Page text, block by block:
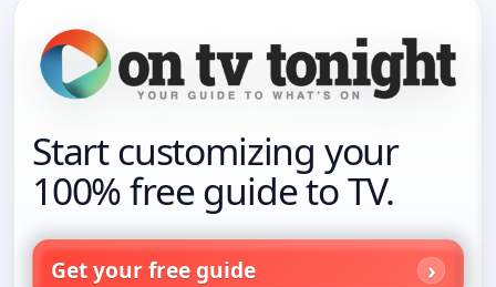
Start customizing your
100% free guide to TV.
Get your free guide